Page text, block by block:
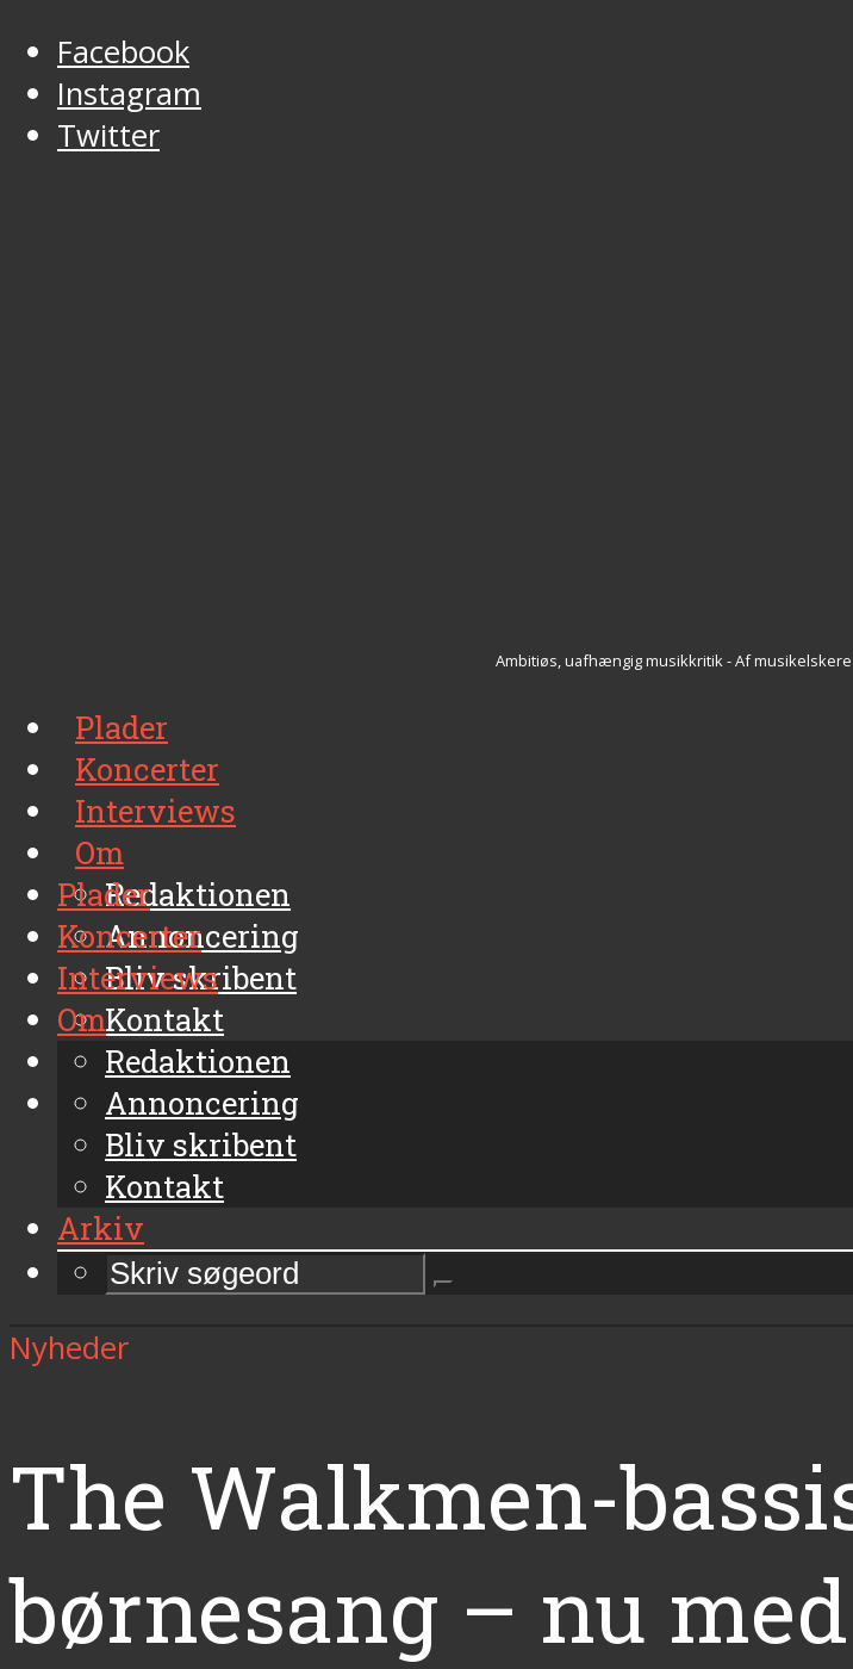
Facebook
Instagram
Twitter
Ambitiøs, uafhængig musikkritik - Af
Plader
Koncerter
Interviews
Om
Redaktionen
Annoncering
Bliv skribent
Kontakt
Arkiv
Plader
Koncerter
Interviews
Om
Redaktionen
Annoncering
Bliv skribent
Kontakt
Arkiv
Nyheder
The Walkmen-
børnesang – nu